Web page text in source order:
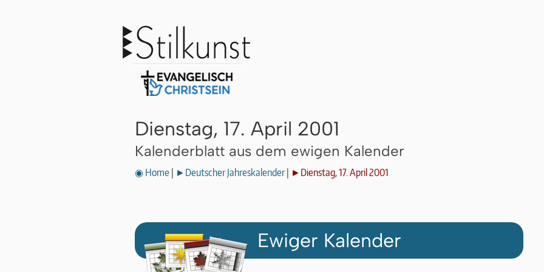
Dienstag, 17. April 2001
Kalenderblatt aus dem ewigen Kalender
◉ Home ►Deutscher Jahreskalender| ►Dienstag, 17. April 2001
Ewiger Kalender